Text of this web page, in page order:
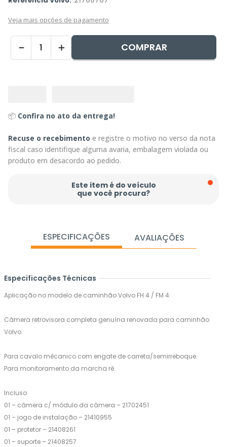
Veja mais opções de pagamento
＋
－ COMPRAR
📦 Confira no ato da entrega!
Recuse o recebimento e registre o motivo no verso da nota
fiscal caso identifique alguma avaria, embalagem violada ou
produto em desacordo ao pedido.
Este item é do veículo
que você procura?
ESPECIFICAÇÕES AVALIAÇÕES
Especificações Técnicas
Aplicação no modelo de caminhão Volvo FH 4 / FM 4.
Câmera retrovisora completa genuína renovada para caminhão
Volvo.
Para cavalo mêcanico com engate de carreta/semirreboque.
Para monitoramento da marcha ré.
Incluso:
01 – câmera c/ módulo da câmera – 21702451
01 – jogo de instalação – 21410955
01 – protetor – 21408261
01 – suporte – 21408257